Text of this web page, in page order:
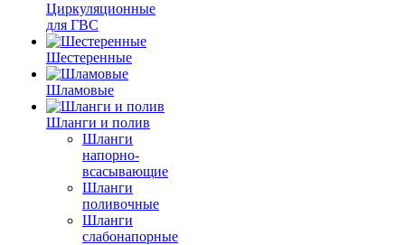
Циркуляционные
для ГВС
Шестеренные
Шламовые
Шланги и полив
Шланги
напорно-
всасывающие
Шланги
поливочные
Шланги
слабонапорные